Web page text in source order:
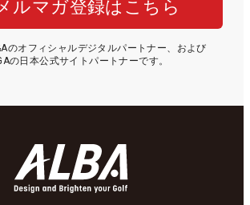
ルマガ登録はこちら
のオフィシャルデジタルパートナー、および
の日本公式サイトパートナーです。